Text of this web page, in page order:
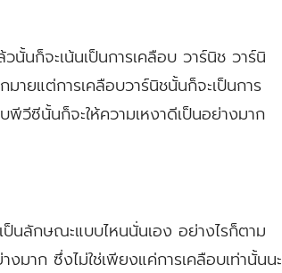
นก็จะเน้นเป็นการเคลือบ วาร์นิช วาร์นิ
ายแต่การเคลือบวาร์นิชนั้นก็จะเป็นการ
วีซีนั้นก็จะให้ความเหงาดีเป็นอย่างมาก
นลักษณะแบบไหนนั่นเอง อย่างไรก็ตาม
าก ซึ่งไม่ใช่เพียงแค่การเคลือบเท่านั้นนะ